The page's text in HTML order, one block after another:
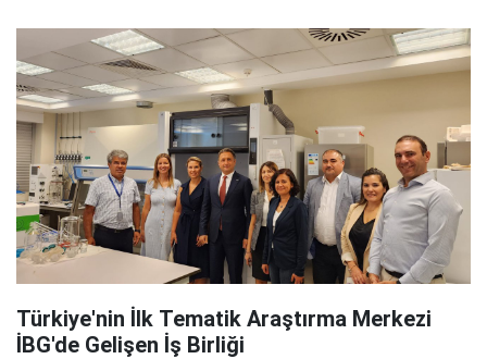
Türkiye'nin İlk Tematik Araştırma Merkezi
İBG'de Gelişen İş Birliği